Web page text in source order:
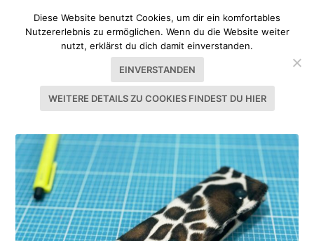
SCHLAGWORT:KLEINES GESCHENK
Diese Website benutzt Cookies, um dir ein komfortables
Nutzererlebnis zu ermöglichen. Wenn du die Website weiter
nutzt, erklärst du dich damit einverstanden.
EINVERSTANDEN
WEITERE DETAILS ZU COOKIES FINDEST DU HIER